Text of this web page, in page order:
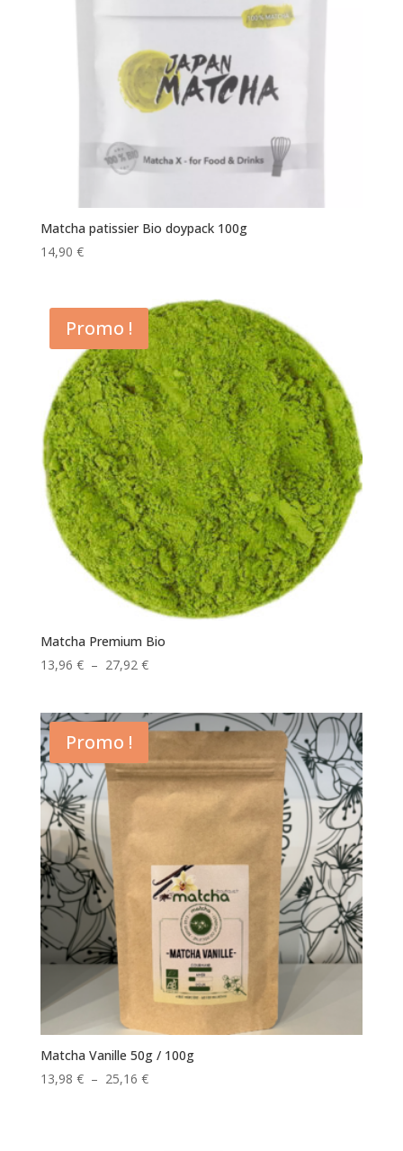
Matcha patissier Bio doypack 100g
14,90 €
Promo !
Matcha Premium Bio
13,96 € – 27,92 €Plage
13,96 €
27,92 €
Promo !
Matcha Vanille 50g / 100g
13,98 € – 25,16 €Plage